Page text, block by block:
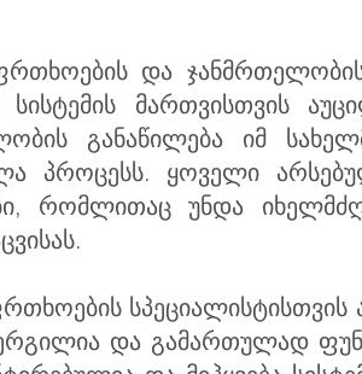
და
მართვისთვის
განაწილება იმ
პროცესს. ყოველი
რომლითაც უნდა
სპეციალისტისთვის
და გამართულად